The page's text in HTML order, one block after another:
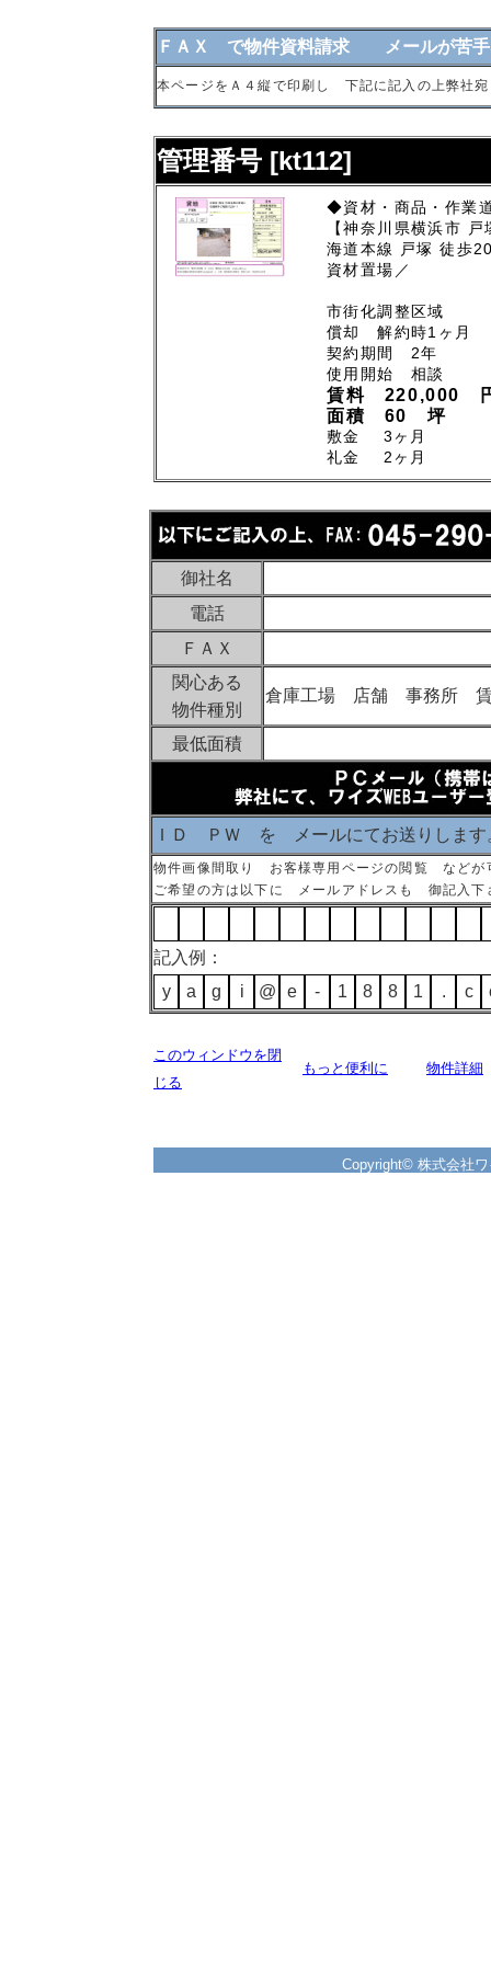
ＦＡＸ で物件資料請求 メールが苦手
本ページをＡ４縦で印刷し 下記に記入の上弊
管理番号 [kt112]
◆資材・商品・作業
【神奈川県横浜市
海道本線 戸塚 徒歩
資材置場／
市街化調整区域
償却 解約時1ヶ月
契約期間 2年
使用開始 相談
賃料 220,000
面積 60 坪
敷金 3ヶ月
礼金 2ヶ月
御社名
電話
ＦＡＸ
関心ある
物件種別
倉庫工場 店舗 事務所
最低面積
ＩＤ ＰＷ を メールにてお送りします
物件画像間取り お客様専用ページの閲覧 などが
ご希望の方は以下に メールアドレスも 御記入下
記入例：
y
a g i @ e - 1 8 8 1 . c
このウィンドウを閉
じる
もっと便利に 物件詳細
Copyright© 株式会社